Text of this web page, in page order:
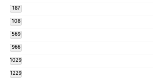
187
108
569
966
1029
1229